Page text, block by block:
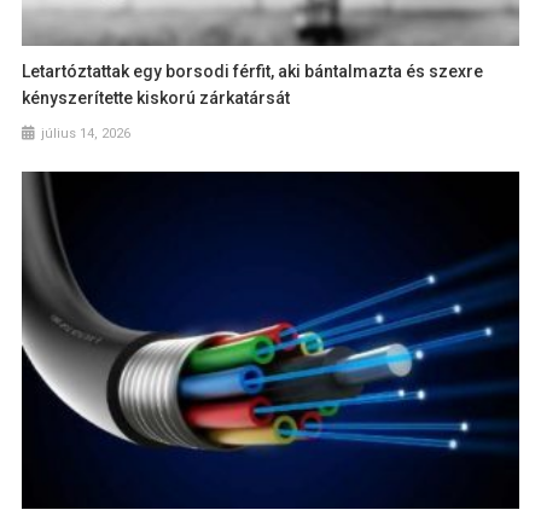
Letartóztattak egy borsodi férfit, aki bántalmazta és szexre
kényszerítette kiskorú zárkatársát
július 14, 2026